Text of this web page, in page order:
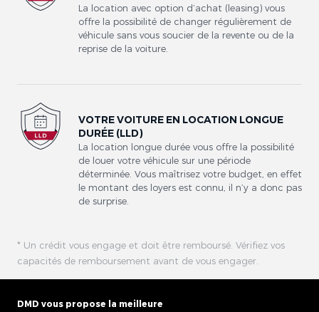
DMD vous propose la meilleure
La location avec option d’achat (leasing) vous
offre la possibilité de changer régulièrement de
véhicule sans vous soucier de la revente ou de la
reprise de la voiture.
VOTRE VOITURE EN LOCATION LONGUE
DURÉE (LLD)
La location longue durée vous offre la possibilité
de louer votre véhicule sur une période
déterminée. Vous maîtrisez votre budget, en effet
le montant des loyers est connu, il n’y a donc pas
de surprise.
* Un crédit vous engage et doit être remboursé. Vérifiez vos
capacités de remboursement avant de vous engager.